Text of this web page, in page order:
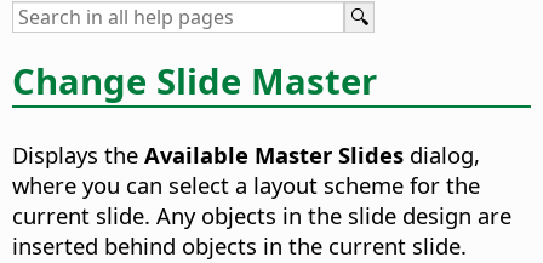
Change Slide Master
Displays the Available Master Slides dialog,
where you can select a layout scheme for the
current slide. Any objects in the slide design are
inserted behind objects in the current slide.